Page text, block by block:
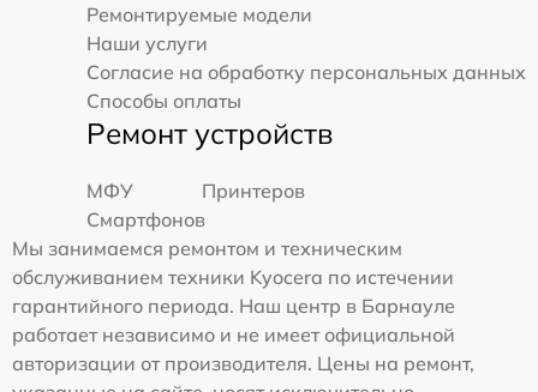
Ремонтируемые модели
Наши услуги
Согласие на обработку персональных данных
Способы оплаты
Ремонт устройств
МФУ
Принтеров
Смартфонов
Мы занимаемся ремонтом и техническим
обслуживанием техники Kyocera по истечении
гарантийного периода. Наш центр в Барнауле
работает независимо и не имеет официальной
авторизации от производителя. Цены на ремонт,